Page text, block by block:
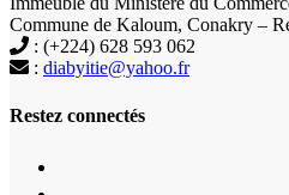
Commune de Kaloum, Conakry –
: (+224) 628 593 062
: diabyitie@yahoo.fr
Restez connectés